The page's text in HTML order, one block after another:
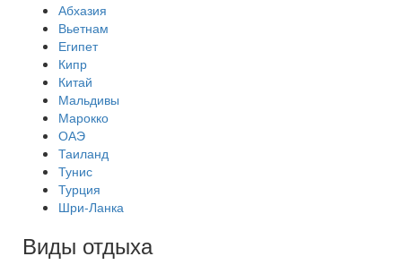
Абхазия
Вьетнам
Египет
Кипр
Китай
Мальдивы
Марокко
ОАЭ
Таиланд
Тунис
Турция
Шри-Ланка
Виды отдыха